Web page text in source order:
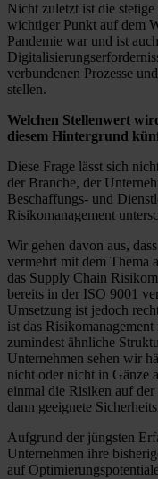
Nicht zuletzt ist die
wichtiger Punkt auf dem
Pandemie war und ist
verbundenen Prozesse
stellen.
Welchen Stellenwert
diesem Hintergrund
Diese Frage lässt sich
der Branche, der
Beschaffungs- und
Risikomanagement
Wir gehen davon aus,
vermehrt mit dem Thema
das Supply Chain
bereits in der ISO 9001
Umsetzung ist jedoch
ist das
zumindest ähnliche
Unternehmen sehen wir
nicht oder nicht in Gänze
einmal die Risiken auf
dann geeignete
Aufgrund der jüngsten
Unternehmen ihre
auf